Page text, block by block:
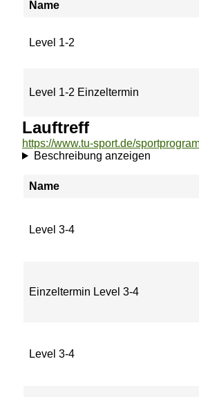
Name
Level 1-2
Level 1-2 Einzeltermin
Lauftreff
Beschreibung anzeigen
Name
Level 3-4
Einzeltermin Level 3-4
Level 3-4